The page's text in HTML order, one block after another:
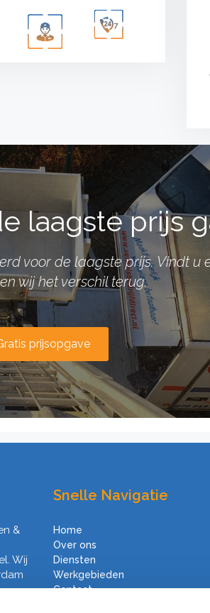
laagste prijs
voor de laagste prijs. Vindt u
wij het verschil terug.
prijsopgave
&
Wij
Snelle Navigatie
Home
Over ons
Diensten
Werkgebieden
Contact